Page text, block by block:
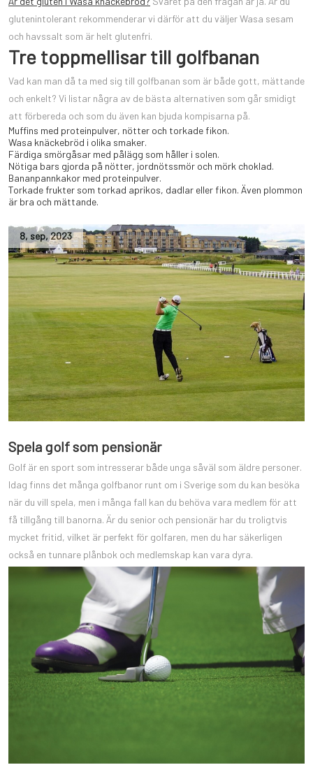
glutenintolerant rekommenderar vi därför att du väljer Wasa sesam
och havssalt som är helt glutenfri.
Tre toppmellisar till golfbanan
Vad kan man då ta med sig till golfbanan som är både gott, mättande
och enkelt? Vi listar några av de bästa alternativen som går smidigt
att förbereda och som du även kan bjuda kompisarna på.
Muffins med proteinpulver, nötter och torkade fikon.
Wasa knäckebröd i olika smaker.
Färdiga smörgåsar med pålägg som håller i solen.
Nötiga bars gjorda på nötter, jordnötssmör och mörk choklad.
Bananpannkakor med proteinpulver.
Torkade frukter som torkad aprikos, dadlar eller fikon. Även plommon
är bra och mättande.
8, sep,2023
Spela golf som pensionär
Golf är en sport som intresserar både unga såväl som äldre personer.
Idag finns det många golfbanor runt om i Sverige som du kan besöka
när du vill spela, men i många fall kan du behöva vara medlem för att
få tillgång till banorna. Är du senior och pensionär har du troligtvis
mycket fritid, vilket är perfekt för golfaren, men du har säkerligen
också en tunnare plånbok och medlemskap kan vara dyra.